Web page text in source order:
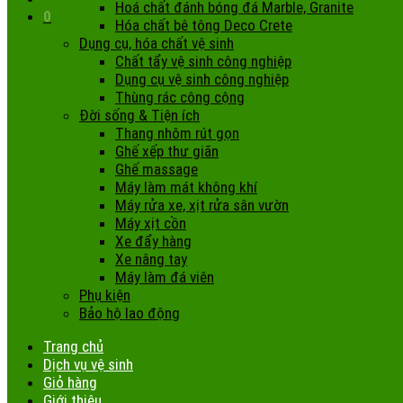
0
Hoá chất đánh bóng đá Marble, Granite
Hóa chất bê tông Deco Crete
Dụng cụ, hóa chất vệ sinh
Chất tẩy vệ sinh công nghiệp
Dụng cụ vệ sinh công nghiệp
Thùng rác công cộng
Đời sống & Tiện ích
Thang nhôm rút gọn
Ghế xếp thư giãn
Ghế massage
Máy làm mát không khí
Máy rửa xe, xịt rửa sân vườn
Máy xịt cồn
Xe đẩy hàng
Xe nâng tay
Máy làm đá viên
Phụ kiện
Bảo hộ lao động
Trang chủ
Dịch vụ vệ sinh
Giỏ hàng